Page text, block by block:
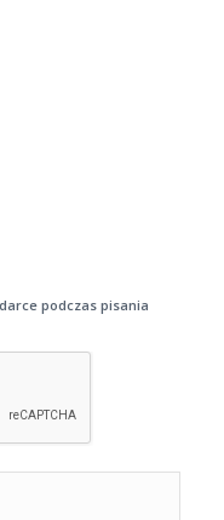
podczas pisania